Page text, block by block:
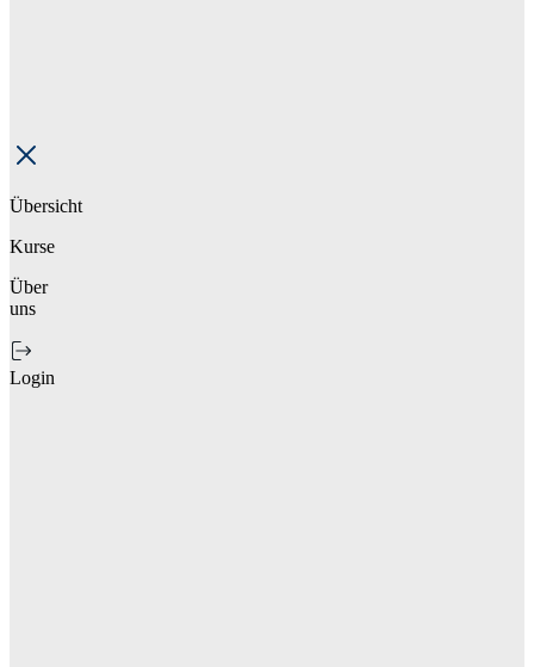
Übersicht
Kurse
Über
uns
Login